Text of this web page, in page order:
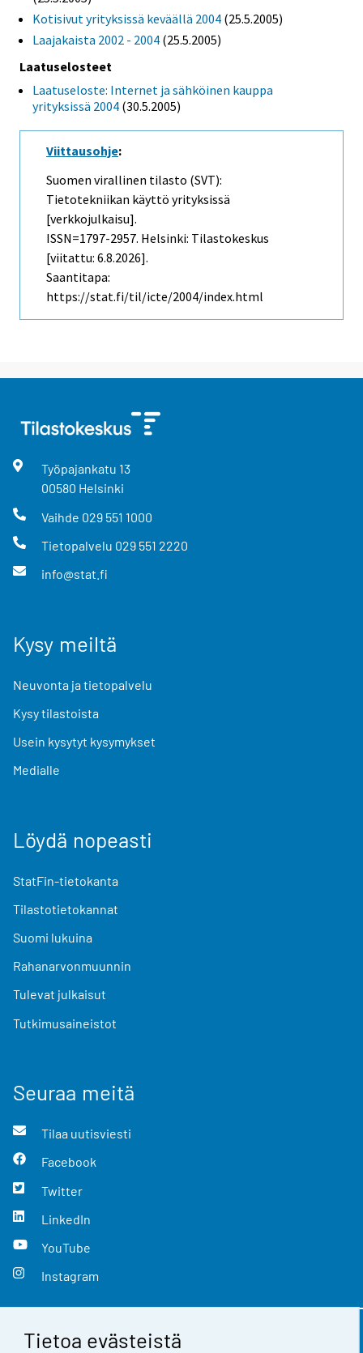
Tietoa evästeistä
Kotisivut yrityksissä keväällä 2004 (25.5.2005)
Laajakaista 2002 - 2004 (25.5.2005)
Laatuselosteet
Laatuseloste: Internet ja sähköinen kauppa
yrityksissä 2004 (30.5.2005)
Viittausohje:
Suomen virallinen tilasto (SVT):
Tietotekniikan käyttö yrityksissä
[verkkojulkaisu].
ISSN=1797-2957. Helsinki: Tilastokeskus
[viitattu: 6.8.2026].
Saantitapa:
https://stat.fi/til/icte/2004/index.html
Työpajankatu 13
00580 Helsinki
Vaihde 029 551 1000
Tietopalvelu 029 551 2220
info@stat.fi
Kysy meiltä
Neuvonta ja tietopalvelu
Kysy tilastoista
Usein kysytyt kysymykset
Medialle
Löydä nopeasti
StatFin-tietokanta
Tilastotietokannat
Suomi lukuina
Rahanarvonmuunnin
Tulevat julkaisut
Tutkimusaineistot
Seuraa meitä
Tilaa uutisviesti
Facebook
Twitter
LinkedIn
YouTube
Instagram
Yhteystiedot